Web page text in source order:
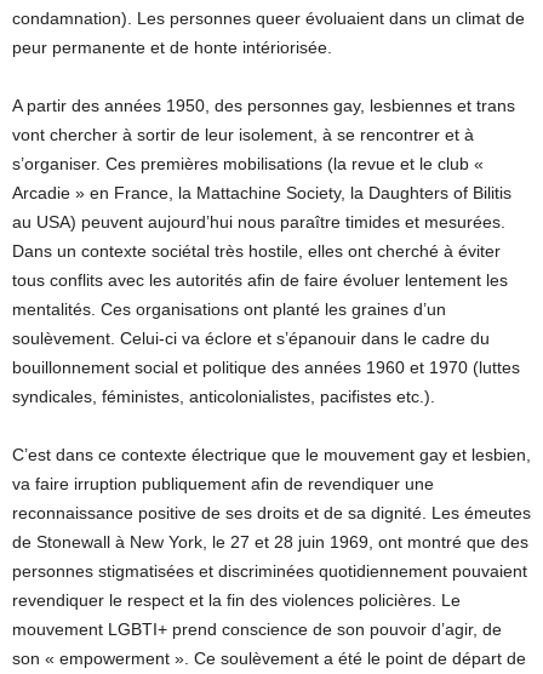
condamnation). Les personnes queer évoluaient dans un climat de
peur permanente et de honte intériorisée.
A partir des années 1950, des personnes gay, lesbiennes et trans
vont chercher à sortir de leur isolement, à se rencontrer et à
s’organiser. Ces premières mobilisations (la revue et le club «
Arcadie » en France, la Mattachine Society, la Daughters of Bilitis
au USA) peuvent aujourd’hui nous paraître timides et mesurées.
Dans un contexte sociétal très hostile, elles ont cherché à éviter
tous conflits avec les autorités afin de faire évoluer lentement les
mentalités. Ces organisations ont planté les graines d’un
soulèvement. Celui-ci va éclore et s’épanouir dans le cadre du
bouillonnement social et politique des années 1960 et 1970 (luttes
syndicales, féministes, anticolonialistes, pacifistes etc.).
C’est dans ce contexte électrique que le mouvement gay et lesbien,
va faire irruption publiquement afin de revendiquer une
reconnaissance positive de ses droits et de sa dignité. Les émeutes
de Stonewall à New York, le 27 et 28 juin 1969, ont montré que des
personnes stigmatisées et discriminées quotidiennement pouvaient
revendiquer le respect et la fin des violences policières. Le
mouvement LGBTI+ prend conscience de son pouvoir d’agir, de
son « empowerment ». Ce soulèvement a été le point de départ de